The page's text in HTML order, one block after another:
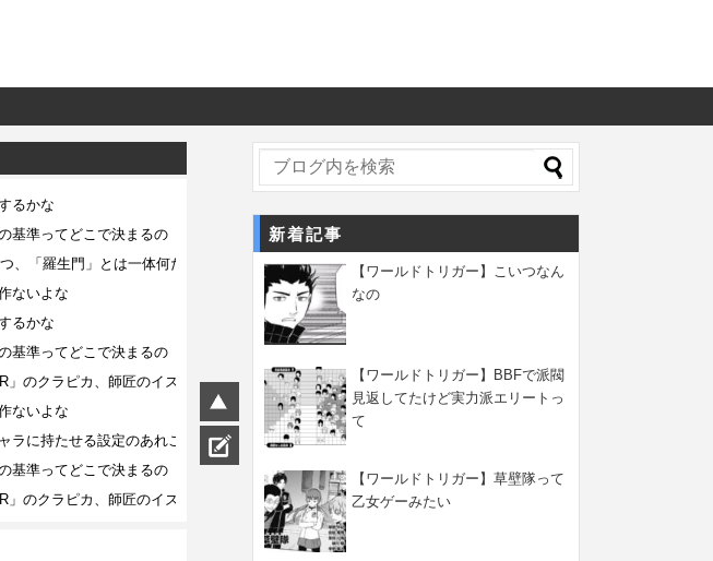
新着記事
【ワールドトリガー】こいつなん
なの
【ワールドトリガー】BBFで派閥
見返してたけど実力派エリートっ
て
【ワールドトリガー】草壁隊って
乙女ゲーみたい